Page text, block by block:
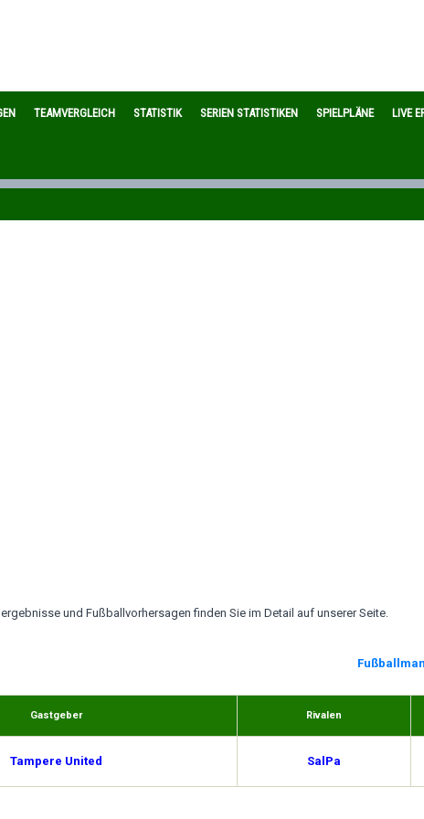
TEAMVERGLEICH STATISTIK SERIEN STATISTIKEN SPIELPLÄNE LIVE
und Fußballvorhersagen finden Sie im Detail auf unserer Seite.
Gastgeber Rivalen
Tampere United SalPa